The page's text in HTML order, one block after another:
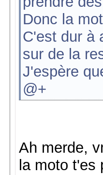
Donc la
C'est dur à
sur de la
J'espère
@+
Ah merde,
la moto